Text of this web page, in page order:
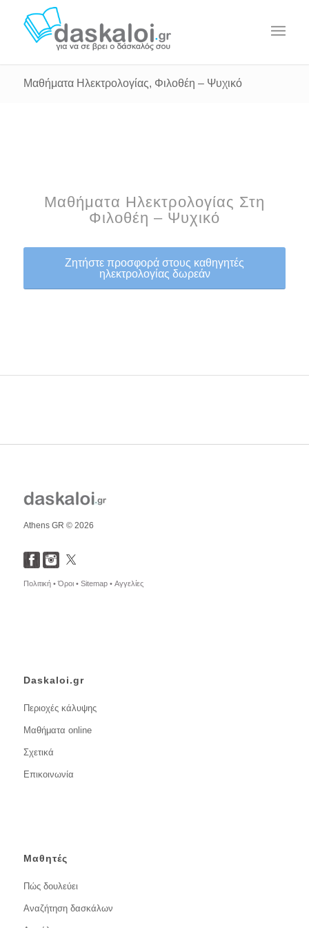
Μαθήματα Ηλεκτρολογίας, Φιλοθέη – Ψυχικό
Μαθήματα Ηλεκτρολογίας Στη
Φιλοθέη – Ψυχικό
Ζητήστε προσφορά στους καθηγητές
ηλεκτρολογίας δωρεάν
Athens GR © 2026
Πολιτική •Όροι • Sitemap • Αγγελίες
Daskaloi.gr
Περιοχές κάλυψης
Μαθήματα online
Σχετικά
Επικοινωνία
Μαθητές
Πώς δουλεύει
Αναζήτηση δασκάλων